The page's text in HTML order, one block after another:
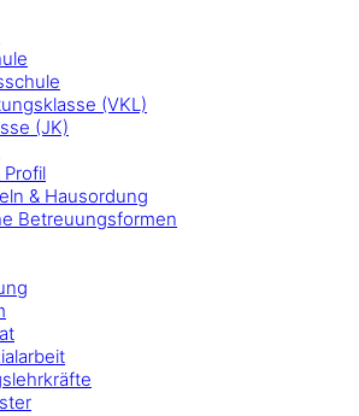
(VKL)
(JK)
Profil
& Hausordung
Betreuungsformen